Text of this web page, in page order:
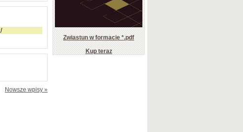
Nowsze wpisy »
Zwiastun w formacie *.pdf
Kup teraz